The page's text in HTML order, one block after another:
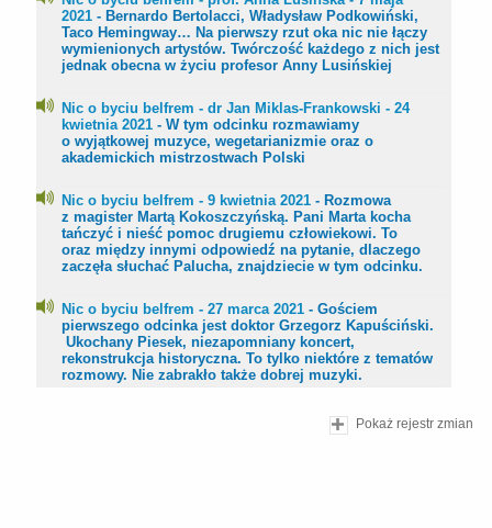
2021 - Bernardo Bertolacci, Władysław Podkowiński,
Taco Hemingway… Na pierwszy rzut oka nic nie łączy
wymienionych artystów. Twórczość każdego z nich jest
jednak obecna w życiu profesor Anny Lusińskiej
Nic o byciu belfrem - dr Jan Miklas-Frankowski - 24
kwietnia 2021 - W tym odcinku rozmawiamy
o wyjątkowej muzyce, wegetarianizmie oraz o
akademickich mistrzostwach Polski
Nic o byciu belfrem - 9 kwietnia 2021 - Rozmowa
z magister Martą Kokoszczyńską. Pani Marta kocha
tańczyć i nieść pomoc drugiemu człowiekowi. To
oraz między innymi odpowiedź na pytanie, dlaczego
zaczęła słuchać Palucha, znajdziecie w tym odcinku.
Nic o byciu belfrem - 27 marca 2021 - Gościem
pierwszego odcinka jest doktor Grzegorz Kapuściński.
Ukochany Piesek, niezapomniany koncert,
rekonstrukcja historyczna. To tylko niektóre z tematów
rozmowy. Nie zabrakło także dobrej muzyki.
Pokaż rejestr zmian